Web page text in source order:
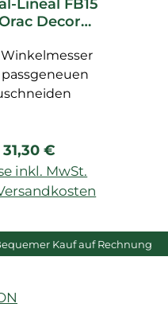
Lineal FB15
Orac Decor
Winkelmesser
Regulärer Preis:
31,30 €
inkl. MwSt.
Kauf auf Rechnung